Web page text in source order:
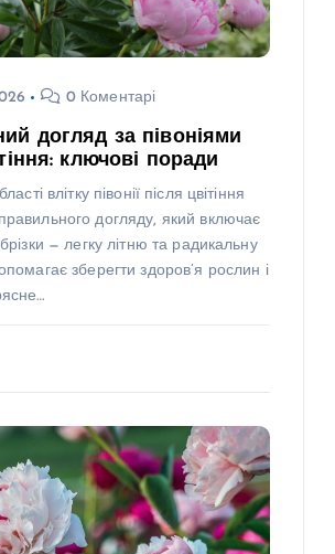
0 Коментарі
догляд за півоніями
ключові поради
влітку півонії після цвітіння
догляду, який включає
— легку літню та радикальну
зберегти здоров’я рослин і